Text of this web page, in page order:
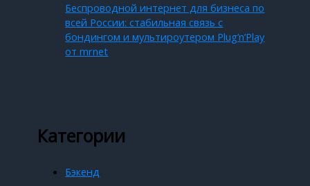
Беспроводной интернет для бизнеса по
всей России: стабильная связь с
бондингом и мультироутером Plug’n’Play
от mrnet
Категории
Бэкенд